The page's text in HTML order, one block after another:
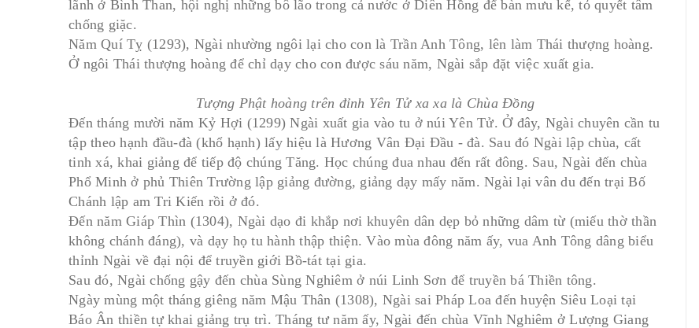
lãnh ở Bình Than, hội nghị những bô lão trong cả nước ở Diên Hồng để bàn mưu kế, tỏ quyết tâm
chống giặc.
Năm Quí Tỵ (1293), Ngài nhường ngôi lại cho con là Trần Anh Tông, lên làm Thái thượng hoàng.
Ở ngôi Thái thượng hoàng để chỉ dạy cho con được sáu năm, Ngài sắp đặt việc xuất gia.
Tượng Phật hoàng trên đỉnh Yên Tử xa xa là Chùa Đồng
Ðến tháng mười năm Kỷ Hợi (1299) Ngài xuất gia vào tu ở núi Yên Tử. Ở đây, Ngài chuyên cần tu
tập theo hạnh đầu-đà (khổ hạnh) lấy hiệu là Hương Vân Ðại Ðầu - đà. Sau đó Ngài lập chùa, cất
tinh xá, khai giảng để tiếp độ chúng Tăng. Học chúng đua nhau đến rất đông. Sau, Ngài đến chùa
Phổ Minh ở phủ Thiên Trường lập giảng đường, giảng dạy mấy năm. Ngài lại vân du đến trại Bố
Chánh lập am Tri Kiến rồi ở đó.
Ðến năm Giáp Thìn (1304), Ngài dạo đi khắp nơi khuyên dân dẹp bỏ những dâm từ (miếu thờ thần
không chánh đáng), và dạy họ tu hành thập thiện. Vào mùa đông năm ấy, vua Anh Tông dâng biểu
thỉnh Ngài về đại nội để truyền giới Bồ-tát tại gia.
Sau đó, Ngài chống gậy đến chùa Sùng Nghiêm ở núi Linh Sơn để truyền bá Thiền tông.
Ngày mùng một tháng giêng năm Mậu Thân (1308), Ngài sai Pháp Loa đến huyện Siêu Loại tại
Báo Ân thiền tự khai giảng trụ trì. Tháng tư năm ấy, Ngài đến chùa Vĩnh Nghiêm ở Lượng Giang
7 ngôi chùa nên ghé thăm ở Bangkok (p6)
24/09/2019 Bởi:Admin
Tứ Đại Danh Sơn Trung Quốc - Phần 1 Phổ
Đà Sơn
24/09/2019 Bởi:Admin